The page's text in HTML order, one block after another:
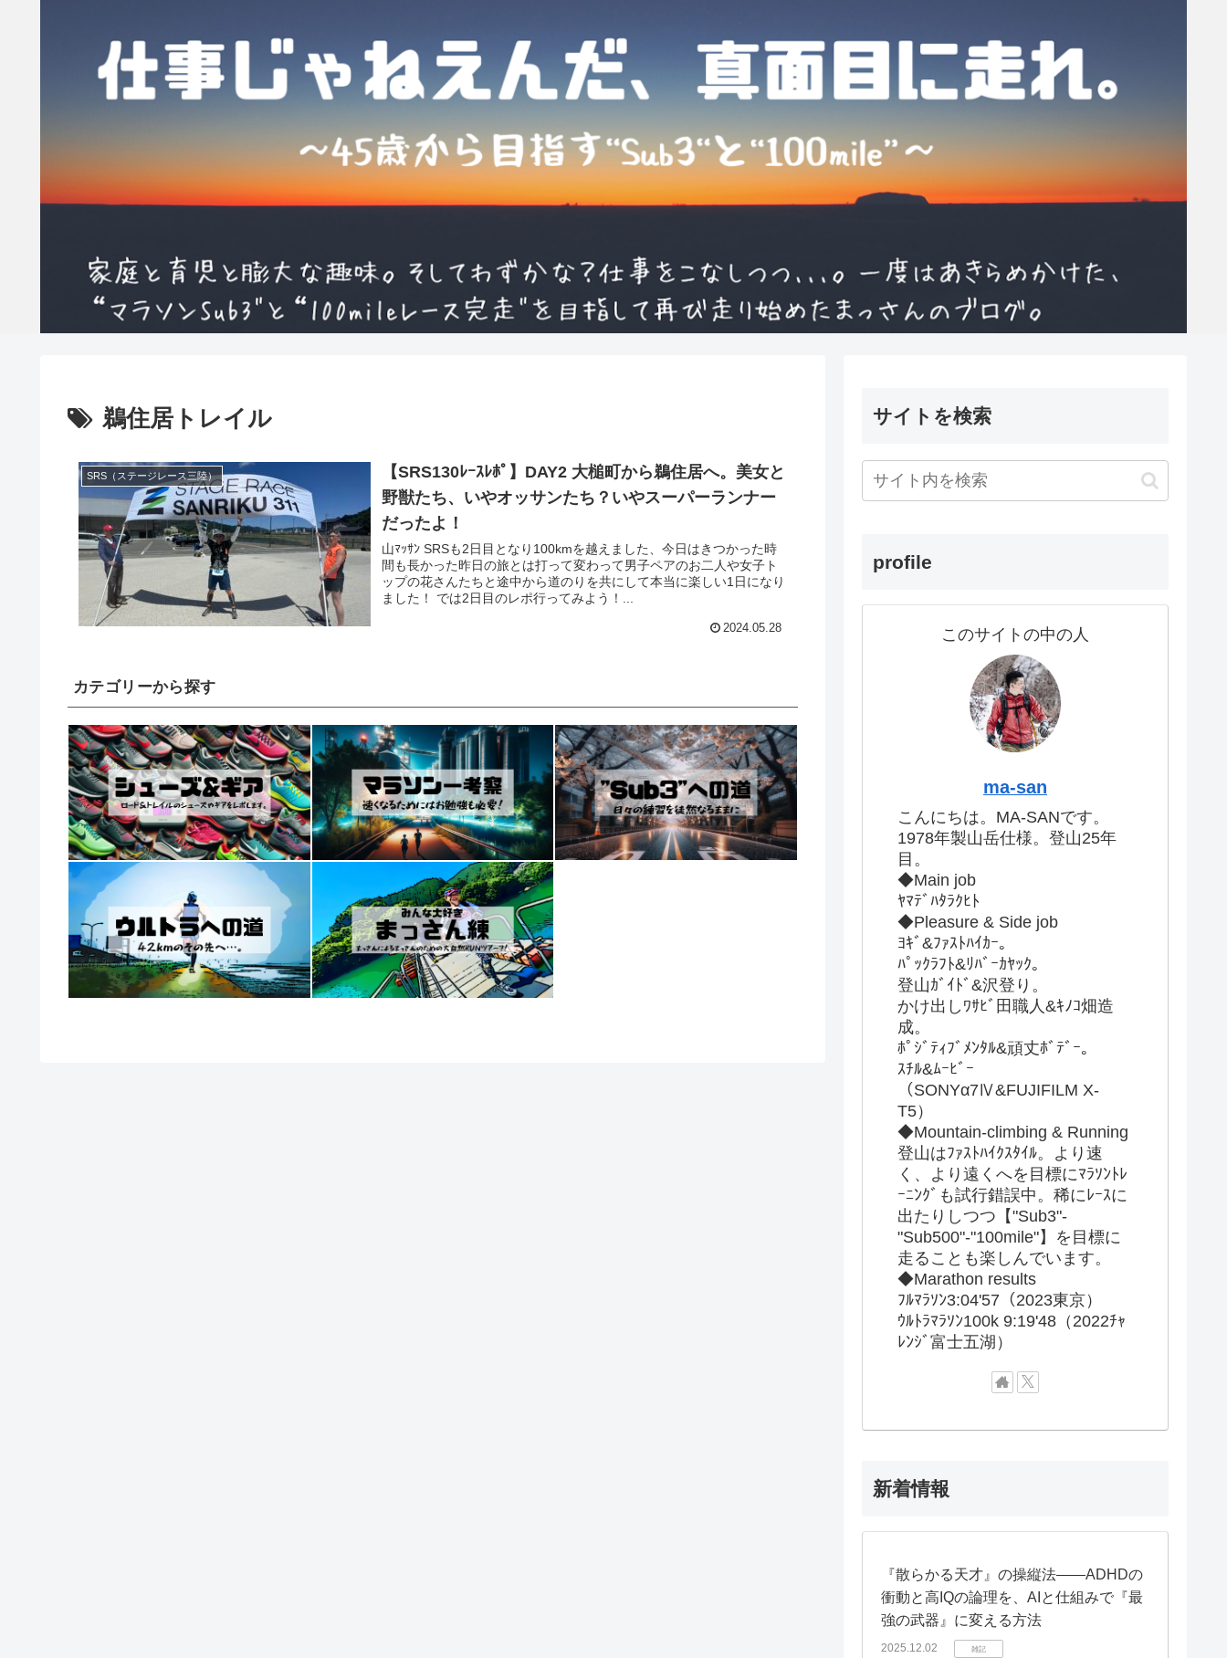
鵜住居トレイル
SRS（ステージレース三陸）
【SRS130ﾚｰｽﾚﾎﾟ】DAY2 大槌町から鵜住居へ。美女と
野獣たち、いやオッサンたち？いやスーパーランナー
だったよ！
山ﾏｯｻﾝ SRSも2日目となり100kmを越えました、今日はきつかった時
間も長かった昨日の旅とは打って変わって男子ペアのお二人や女子ト
ップの花さんたちと途中から道のりを共にして本当に楽しい1日になり
ました！ では2日目のレポ行ってみよう！...
2024.05.28
カテゴリーから探す
サイトを検索
profile
このサイトの中の人
ma-san
こんにちは。MA-SANです。
1978年製山岳仕様。登山25年
目。
◆Main job
ﾔﾏﾃﾞﾊﾀﾗｸﾋﾄ
◆Pleasure & Side job
ﾖｷﾞ&ﾌｧｽﾄﾊｲｶｰ。
ﾊﾟｯｸﾗﾌﾄ&ﾘﾊﾞｰｶﾔｯｸ。
登山ｶﾞｲﾄﾞ&沢登り。
かけ出しﾜｻﾋﾞ田職人&ｷﾉｺ畑造
成。
ﾎﾟｼﾞﾃｨﾌﾞﾒﾝﾀﾙ&頑丈ﾎﾞﾃﾞｰ。
ｽﾁﾙ&ﾑｰﾋﾞｰ
（SONYα7Ⅳ&FUJIFILM X-
T5）
◆Mountain-climbing & Running
登山はﾌｧｽﾄﾊｲｸｽﾀｲﾙ。より速
く、より遠くへを目標にﾏﾗｿﾝﾄﾚ
ｰﾆﾝｸﾞも試行錯誤中。稀にﾚｰｽに
出たりしつつ【"Sub3"-
"Sub500"-"100mile"】を目標に
走ることも楽しんでいます。
◆Marathon results
ﾌﾙﾏﾗｿﾝ3:04'57（2023東京）
ｳﾙﾄﾗﾏﾗｿﾝ100k 9:19'48（2022ﾁｬ
ﾚﾝｼﾞ富士五湖）
新着情報
『散らかる天才』の操縦法——ADHDの
衝動と高IQの論理を、AIと仕組みで『最
強の武器』に変える方法
2025.12.02 雑記